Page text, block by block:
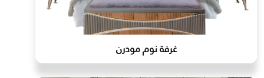
غرفة نوم مودرن